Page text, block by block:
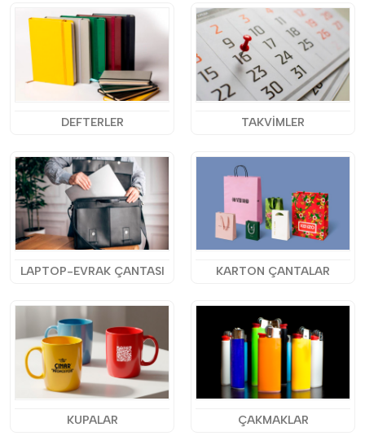
DEFTERLER TAKVİMLER
LAPTOP-EVRAK ÇANTASI KARTON ÇANTALAR
KUPALAR ÇAKMAKLAR